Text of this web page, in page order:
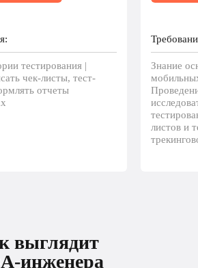
тестирования |
чек-листы, тест-
отчеты
Знание
листов и
выглядит
инженера
выглядит